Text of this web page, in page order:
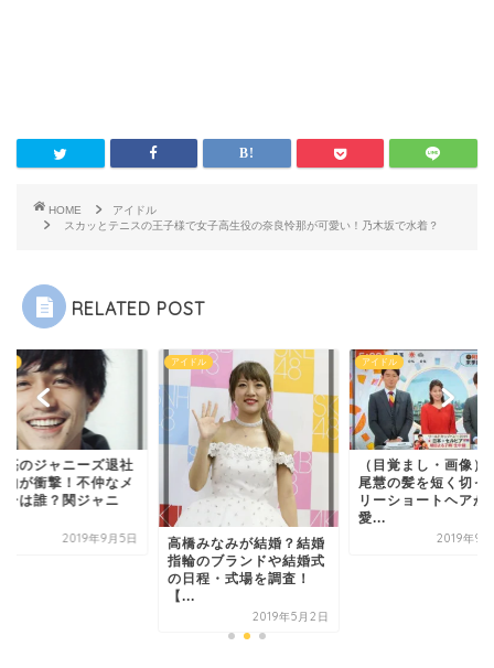
HOME
アイドル
スカッとテニスの王子様で女子高生役の奈良怜那が可愛い！乃木坂で水着？
RELATED POST
亮のジャニーズ退社
由が衝撃！不仲なメ
ーは誰？関ジャニ
2019年9月5日
アイドル
高橋みなみが結婚？結婚
指輪のブランドや結婚式
の日程・式場を調査！
【...
2019年5月2日
アイドル
（目覚まし・画像）
尾慧の髪を短く切っ
リーショートヘアが
愛...
2019年9